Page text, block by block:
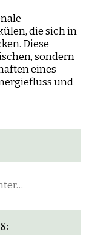
die sich in
Diese
sondern
eines
und